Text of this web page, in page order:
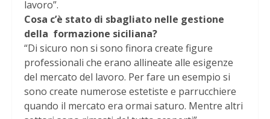
lavoro”.
Cosa c’è stato di sbagliato nelle gestione
della formazione siciliana?
“Di sicuro non si sono finora create figure
professionali che erano allineate alle esigenze
del mercato del lavoro. Per fare un esempio si
sono create numerose estetiste e parrucchiere
quando il mercato era ormai saturo. Mentre altri